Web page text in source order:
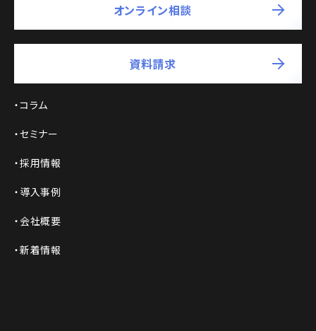
オンライン相談
資料請求
コラム
セミナー
採用情報
導入事例
会社概要
新着情報